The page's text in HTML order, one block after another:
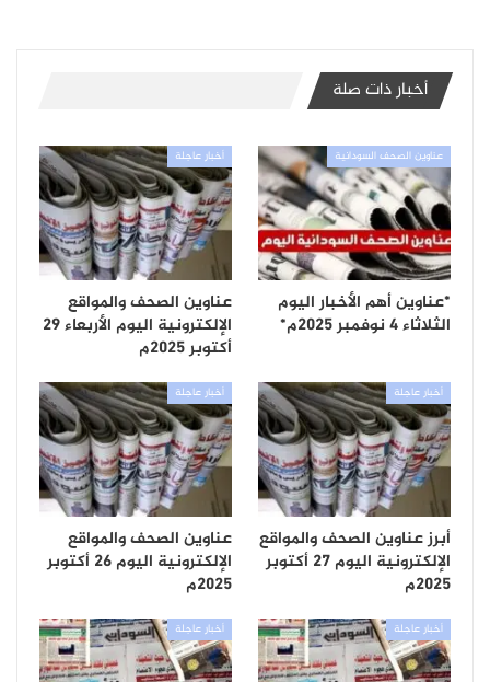
أخبار ذات صلة
عناوين الصحف السودانية
*عناوين أهم الأخبار اليوم
الثلاثاء ٤ نوفمبر ٢٠٢٥م*
أخبار عاجلة
عناوين الصحف والمواقع
الإلكترونية اليوم الأربعاء 29
أكتوبر 2025م
أخبار عاجلة
أبرز عناوين الصحف والمواقع
الإلكترونية اليوم 27 أكتوبر
2025م
أخبار عاجلة
عناوين الصحف والمواقع
الإلكترونية اليوم 26 أكتوبر
2025م
أخبار عاجلة أخبار عاجلة